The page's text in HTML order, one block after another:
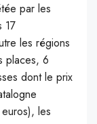
par les
17
les régions
places, 6
dont le prix
les